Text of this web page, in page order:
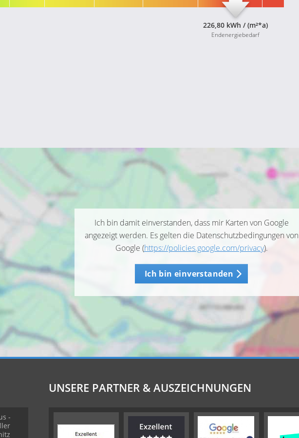
226,80 kWh / (m²*a)
Endenergiebedarf
Ich bin damit einverstanden, dass mir Karten von Google
angezeigt werden. Es gelten die Datenschutzbedingungen von
Google (https://policies.google.com/privacy).
Ich bin einverstanden
-
UNSERE PARTNER & AUSZEICHNUNGEN